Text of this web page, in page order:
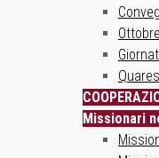
Missionari